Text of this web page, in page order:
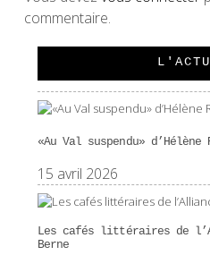
commentaire.
«Au Val suspendu» d’Hélène
15 avril 2026
Les cafés littéraires de
Berne